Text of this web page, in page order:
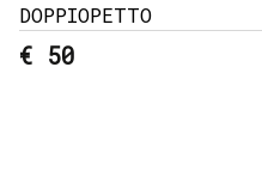
DOPPIOPETTO
€ 50